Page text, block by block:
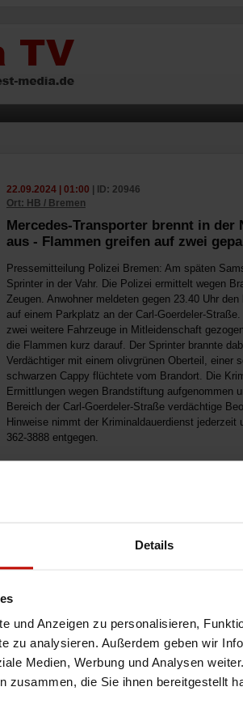
Details
und Anzeigen zu personalisieren,
zu analysieren. Außerdem geben wir
Medien, Werbung und Analysen
zusammen, die Sie ihnen bereitgestellt
22.09.2024 | 01:00 | ID: 20946
Ort: HB / Bremen
Mercedes-Transporter brennt in der
aus - Flammen greifen auf zwei
Pressemitteilung Polizei Bremen: Am späten
Sprinter in der Vahr. Die Polizei ermittelt wegen
Zeugen. Anwohner meldeten gegen 23.40 Uhr
auf einem Parkplatz an der Carl-Goerdeler-
zwei weitere Fahrzeuge in Mitleidenschaft
die Flammen kurz darauf. Der Sprinter brannte
Verdächtiger mit einem olivgrünen Oberteil, einer
schwarzen Cappy flüchtete vom Brandort. Die
Ermittlungen wegen Brandstiftung aufgenommen
Bereich der Carl-Goerdeler-Straße verdächtige
Hinweise nimmt der Kriminaldauerdienst jederzeit
362-3888 entgegen.